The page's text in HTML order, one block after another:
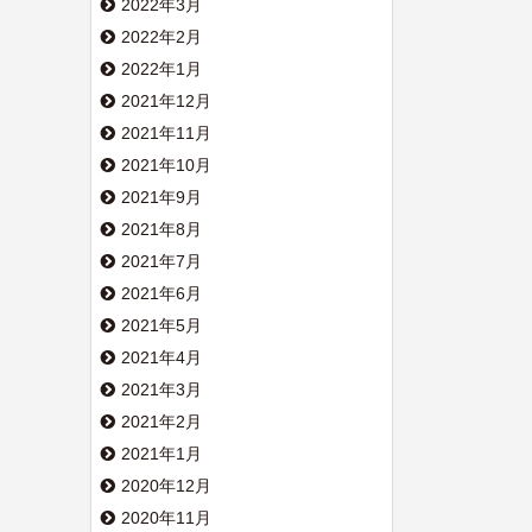
2022年3月
2022年2月
2022年1月
2021年12月
2021年11月
2021年10月
2021年9月
2021年8月
2021年7月
2021年6月
2021年5月
2021年4月
2021年3月
2021年2月
2021年1月
2020年12月
2020年11月